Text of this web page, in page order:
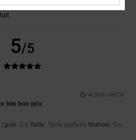
5/5
Achat vérifié
très bon prix
/ prix: 5/5 Taille: Taille parfaite Matière: 5/5